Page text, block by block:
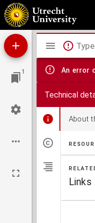
Themis : regtskundig tijdschrift :
1
Mirador
viewer
An error
Technical
About
Links